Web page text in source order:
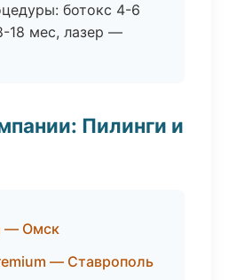
ботокс 4-6
18 мес, лазер —
Пилинги и
— Омск
— Ставрополь